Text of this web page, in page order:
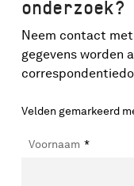
onderzoek?
Neem contact
gegevens worden
Velden gemarkeerd
Voornaam *